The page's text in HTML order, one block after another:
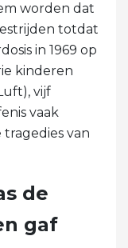
worden dat
totdat
in 1969 op
kinderen
vijf
vaak
van
de
gaf